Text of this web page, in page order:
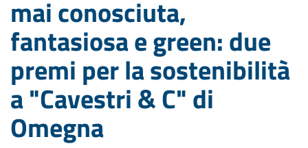
mai conosciuta,
fantasiosa e green: due
premi per la sostenibilità
a "Cavestri & C" di
Omegna